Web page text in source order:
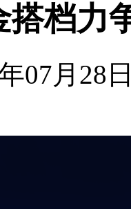
档力
07月28